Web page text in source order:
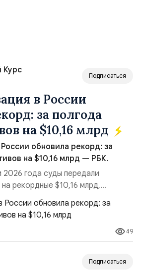
Курс
Подписаться
в России
за полгода
на $10,16 млрд
обновила рекорд: за
на $10,16 млрд — РБК.
2026 года суды передали
на рекордные $10,16 млрд,
AK&M. Это в 2,5 раза больше,
период 2025 года ($3,95 млрд).
15 национализационных
обеспечили 42,2% денежного
рынка слияний и
...
49
Подписаться